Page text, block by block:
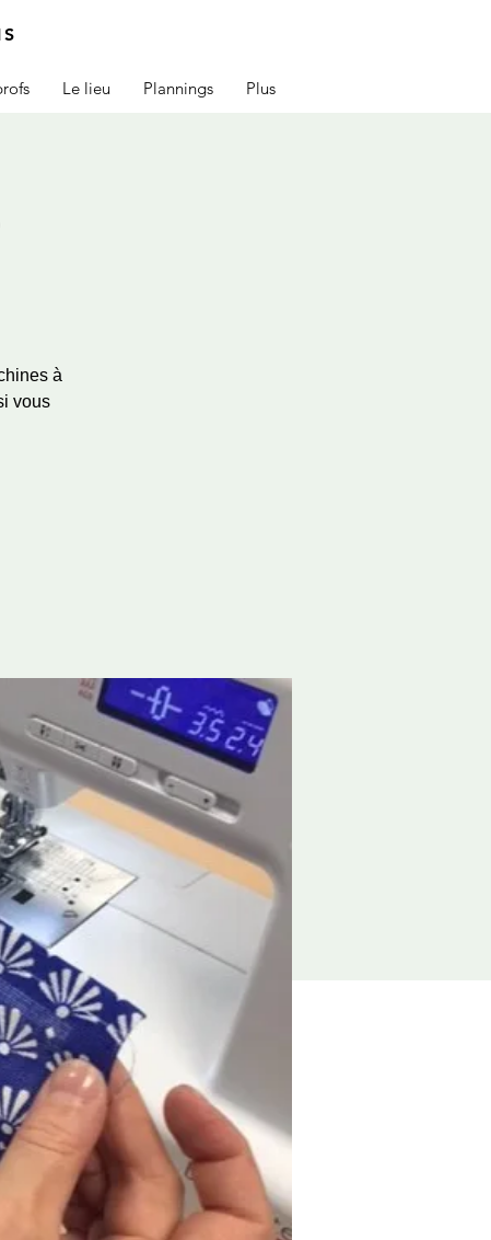
Le lieu Plannings Plus
à
vous